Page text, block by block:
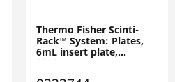
Thermo Fisher Scinti-
Rack™ System: Plates,
6mL insert plate,
0333744